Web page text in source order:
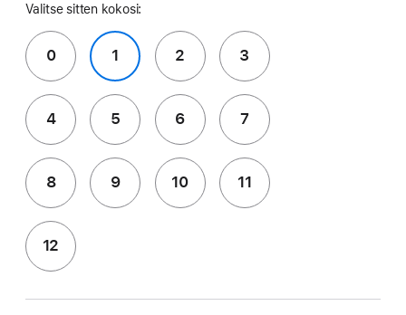
Valitse sitten kokosi:
0 1 2 3
4 5 6 7
8 9 10 11
12